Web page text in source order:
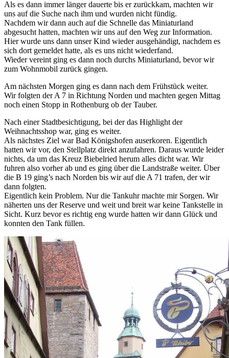
Als es dann immer länger dauerte bis er zurückkam, machten wir
uns auf die Suche nach ihm und wurden nicht fündig.
Nachdem wir dann auch auf die Schnelle das Miniaturland
abgesucht hatten, machten wir uns auf den Weg zur Information.
Hier wurde uns dann unser Kind wieder ausgehändigt, nachdem es
sich dort gemeldet hatte, als es uns nicht wiederfand.
Wieder vereint ging es dann noch durchs Miniaturland, bevor wir
zum Wohnmobil zurück gingen.
Am nächsten Morgen ging es dann nach dem Frühstück weiter.
Wir folgten der A 7 in Richtung Norden und machten gegen Mittag
noch einen Stopp in Rothenburg ob der Tauber.
Nach einer Stadtbesichtigung, bei der das Highlight der
Weihnachtsshop war, ging es weiter.
Als nächstes Ziel war Bad Königshofen auserkoren. Eigentlich
hatten wir vor, den Stellplatz direkt anzufahren. Daraus wurde leider
nichts, da um das Kreuz Biebelried herum alles dicht war. Wir
fuhren also vorher ab und es ging über die Landstraße weiter. Über
die B 19 ging’s nach Norden bis wir auf die A 71 trafen, der wir
dann folgten.
Eigentlich kein Problem. Nur die Tankuhr machte mir Sorgen. Wir
näherten uns der Reserve und weit und breit war keine Tankstelle in
Sicht. Kurz bevor es richtig eng wurde hatten wir dann Glück und
konnten den Tank füllen.